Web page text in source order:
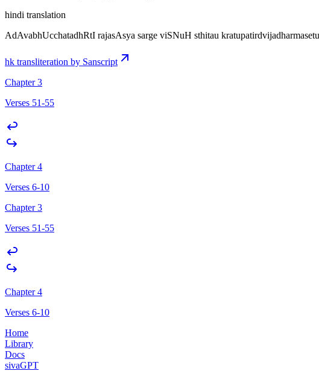
hindi translation
AdAvabhUcchatadhRtI rajasAsya sarge viSNuH sthitau
hk transliteration by Sanscript
Chapter 3
Verses 51-55
Chapter 4
Verses 6-10
Chapter 3
Verses 51-55
Chapter 4
Verses 6-10
Home
Library
Docs
sivaGPT